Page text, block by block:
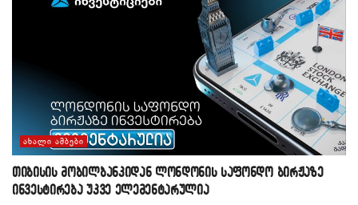
ᲐᲮᲐᲚᲘ ᲐᲛᲑᲔᲑᲘ
თიბისის მობილბანკიდან ლონდონის საფონდო ბირჟაზე
ინვესტირება უკვე ელემენტარულია